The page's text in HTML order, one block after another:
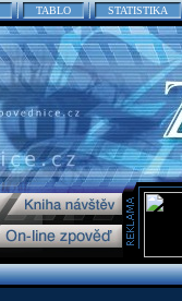
TABLO STATISTIKA